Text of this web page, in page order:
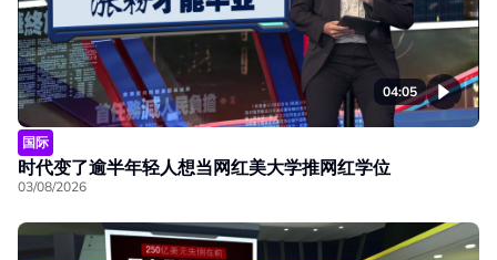
04:05
国际
时代变了逾半年轻人想当网红美大学推网红学位
03/08/2026